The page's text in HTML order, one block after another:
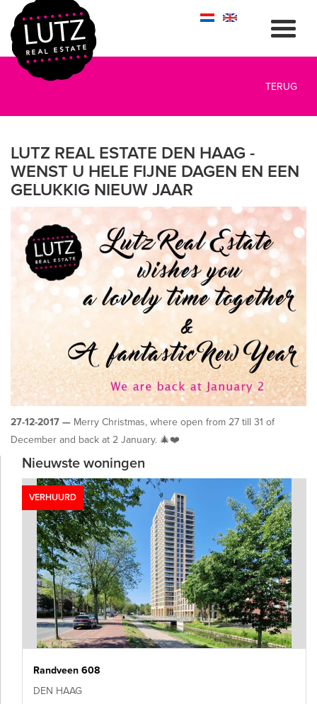
TERUG
LUTZ REAL ESTATE DEN HAAG -
WENST U HELE FIJNE DAGEN EN EEN
GELUKKIG NIEUW JAAR
27-12-2017 — Merry Christmas, where open from 27 till 31 of
December and back at 2 January. 🎄❤️
Nieuwste woningen
VERHUURD
Randveen 608
DEN HAAG